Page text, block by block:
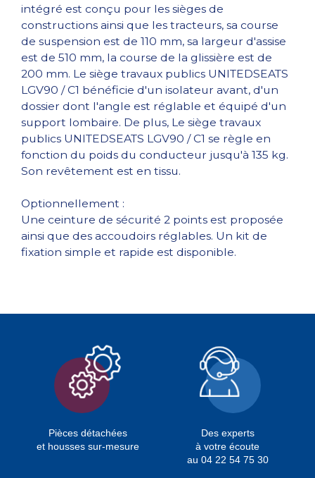
intégré est conçu pour les sièges de
constructions ainsi que les tracteurs, sa course
de suspension est de 110 mm, sa largeur d'assise
est de 510 mm, la course de la glissière est de
200 mm. Le siège travaux publics UNITEDSEATS
LGV90 / C1 bénéficie d'un isolateur avant, d'un
dossier dont l'angle est réglable et équipé d'un
support lombaire. De plus, Le siège travaux
publics UNITEDSEATS LGV90 / C1 se règle en
fonction du poids du conducteur jusqu'à 135 kg.
Son revêtement est en tissu.
Optionnellement :
Une ceinture de sécurité 2 points est proposée
ainsi que des accoudoirs réglables. Un kit de
fixation simple et rapide est disponible.
Pièces détachées
et housses sur-mesure
Des experts
à votre écoute
au 04 22 54 75 30